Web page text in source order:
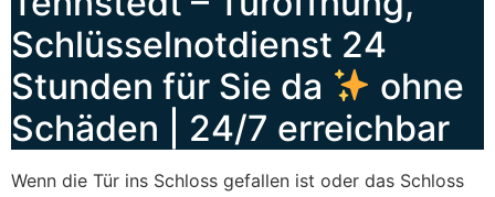
Schlüsselnotdienst 24
Stunden für Sie da
ohne
Schäden | 24/7 erreichbar
Wenn die Tür ins Schloss gefallen ist oder das Schloss